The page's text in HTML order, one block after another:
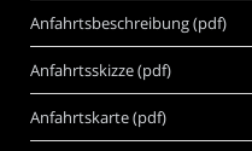
Anfahrtsbeschreibung (pdf)
Anfahrtsskizze (pdf)
Anfahrtskarte (pdf)